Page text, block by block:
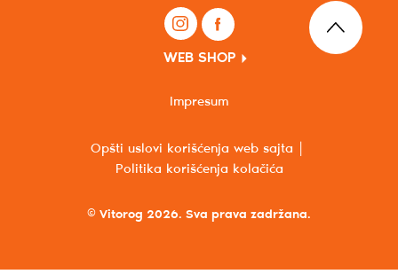
WEB SHOP
© Vitorog 2026. Sva prava zadržana.
Opšti uslovi korišćenja web sajta
Politika korišćenja kolačića
Impresum